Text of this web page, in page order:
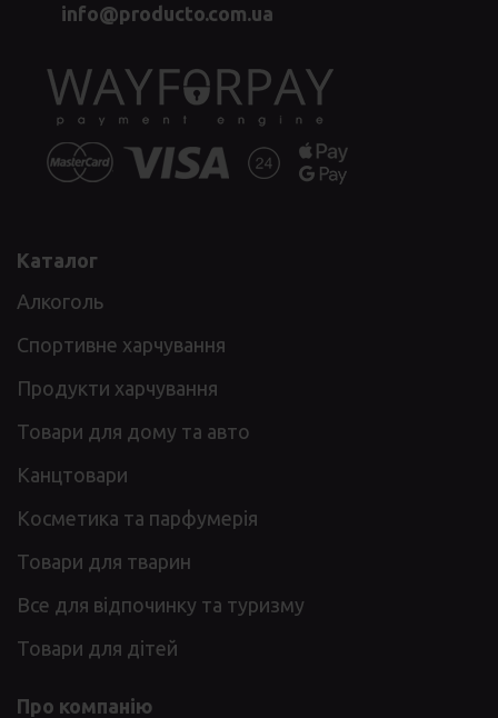
info@producto.com.ua
Каталог
Алкоголь
Спортивне харчування
Продукти харчування
Товари для дому та авто
Канцтовари
Косметика та парфумерія
Товари для тварин
Все для відпочинку та туризму
Товари для дітей
Про компанію